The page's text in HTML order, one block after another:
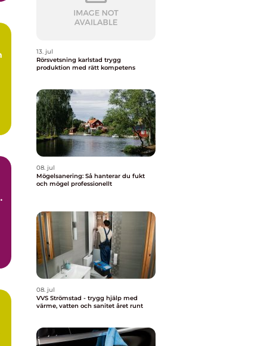
13. jul
Rörsvetsning karlstad trygg
produktion med rätt kompetens
08. jul
Mögelsanering: Så hanterar du fukt
och mögel professionellt
08. jul
VVS Strömstad - trygg hjälp med
värme, vatten och sanitet året runt